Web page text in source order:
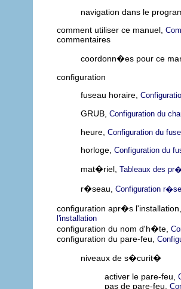
navigation dans le
comment utiliser ce manuel,
commentaires
coordonn�es pour ce
configuration
fuseau horaire,
GRUB, Configuration du
heure, Configuration du
horloge, Configuration du
mat�riel, Tableaux des
r�seau, Configuration
configuration apr�s
l'installation
configuration du nom d'h�te,
configuration du pare-feu,
niveaux de s�curit�
activer le pare-feu,
pas de pare-feu,